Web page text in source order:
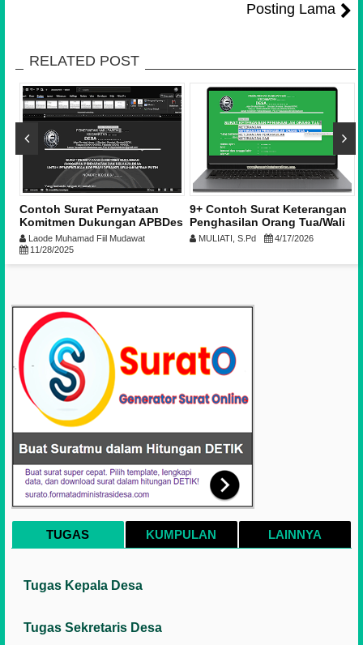
Posting Lama
RELATED POST
Contoh Surat Pernyataan
Komitmen Dukungan APBDes
untuk Pembentukan Koperasi
Desa Merah Putih
Laode Muhamad Fiil Mudawat
11/28/2025
9+ Contoh Surat Keterangan
Penghasilan Orang Tua/Wali
untuk Daftar KIP Kuliah dari
MULIATI, S.Pd 4/17/2026
TUGAS KUMPULAN LAINNYA
Tugas Kepala Desa
Tugas Sekretaris Desa